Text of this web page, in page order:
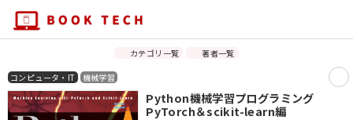
カテゴリ一覧 著者一覧
コンピュータ・IT 機械学習
Python機械学習プログラミング
PyTorch＆scikit-learn編